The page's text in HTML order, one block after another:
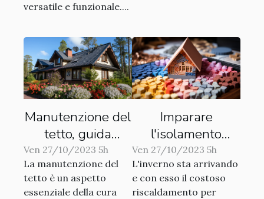
versatile e funzionale....
Manutenzione del
tetto, guida
pratica per evitare
sorprese
Ven 27/10/2023 5h
La manutenzione del
tetto è un aspetto
essenziale della cura
Imparare
l'isolamento
termico per
ridurre i costi di
riscaldamento
Ven 27/10/2023 5h
L'inverno sta arrivando
e con esso il costoso
riscaldamento per